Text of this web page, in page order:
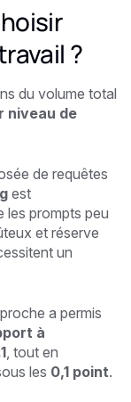
?
du volume total
niveau de
de requêtes
est
les prompts peu
et réserve
un
a permis
à
, tout en
les 0,1 point.